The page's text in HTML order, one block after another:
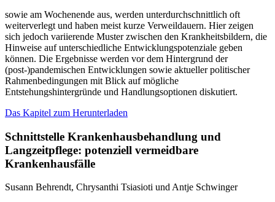
sowie am Wochenende aus, werden unterdurchschnittlich oft
weiterverlegt und haben meist kurze Verweildauern. Hier zeigen
sich jedoch variierende Muster zwischen den Krankheitsbildern, die
Hinweise auf unterschiedliche Entwicklungspotenziale geben
können. Die Ergebnisse werden vor dem Hintergrund der
(post-)pandemischen Entwicklungen sowie aktueller politischer
Rahmenbedingungen mit Blick auf mögliche
Entstehungshintergründe und Handlungsoptionen diskutiert.
Das Kapitel zum Herunterladen
Schnittstelle Krankenhausbehandlung und
Langzeitpflege: potenziell vermeidbare
Krankenhausfälle
Susann Behrendt, Chrysanthi Tsiasioti und Antje Schwinger